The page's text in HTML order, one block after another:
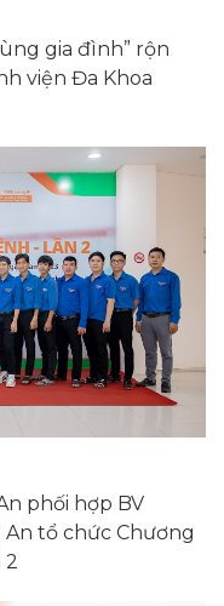
gia đình” rộn
viện Đa Khoa
phối hợp BV
tổ chức Chương
2